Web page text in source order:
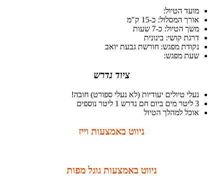
מועד הטיול:
אורך המסלול: כ-15 ק"מ
משך הטיול: כ-7 שעות
דרגת קושי: בינונית
נקודת מפגש: חורשת גבעת יואב
שעת מפגש:
ציוד נדרש
נעלי טיולים יעודיות (לא נעלי ספורט) חובה!
3 ליטר מים ביום חם נדרש 1 ליטר נוספים
אוכל למהלך הטיול
ניווט באמצעות וייז
ניווט באמצעות גוגל מפות